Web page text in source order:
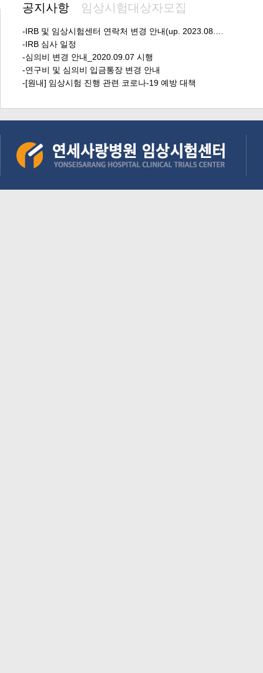
공지사항 임상시험대상자모집
-IRB 및 임상시험센터 연락처 변경 안내(up. 2023.08.…
-IRB 심사 일정
-심의비 변경 안내_2020.09.07 시행
-연구비 및 심의비 입금통장 변경 안내
-[원내] 임상시험 진행 관련 코로나-19 예방 대책